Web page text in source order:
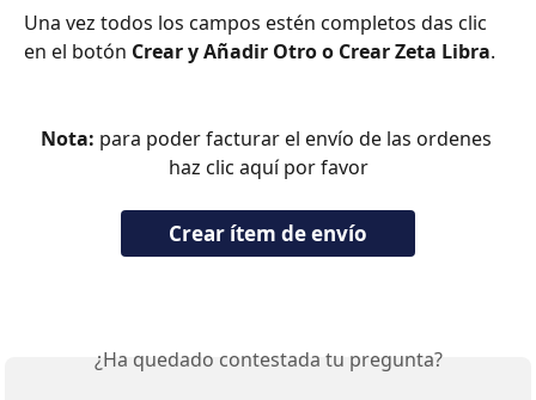
Una vez todos los campos estén completos das clic
en el botón Crear y Añadir Otro o Crear Zeta Libra.
Nota: para poder facturar el envío de las ordenes
haz clic aquí por favor
Crear ítem de envío
¿Ha quedado contestada tu pregunta?